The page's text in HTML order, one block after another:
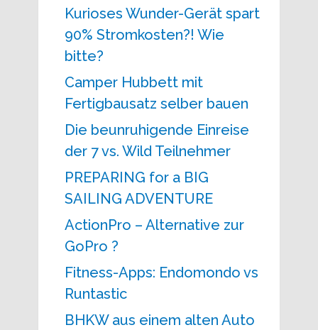
Kurioses Wunder-Gerät spart
90% Stromkosten?! Wie
bitte?
Camper Hubbett mit
Fertigbausatz selber bauen
Die beunruhigende Einreise
der 7 vs. Wild Teilnehmer
PREPARING for a BIG
SAILING ADVENTURE
ActionPro – Alternative zur
GoPro ?
Fitness-Apps: Endomondo vs
Runtastic
BHKW aus einem alten Auto